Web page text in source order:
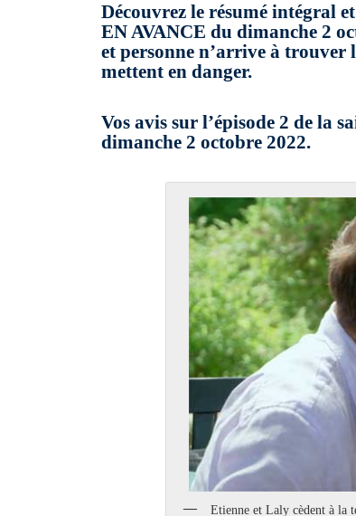
Découvrez le résumé intégral
EN AVANCE du dimanche 2
et personne n’arrive à
mettent en danger.
Vos avis sur l’épisode 2 de la
dimanche 2 octobre 2022.
Etienne et Laly cèdent à la